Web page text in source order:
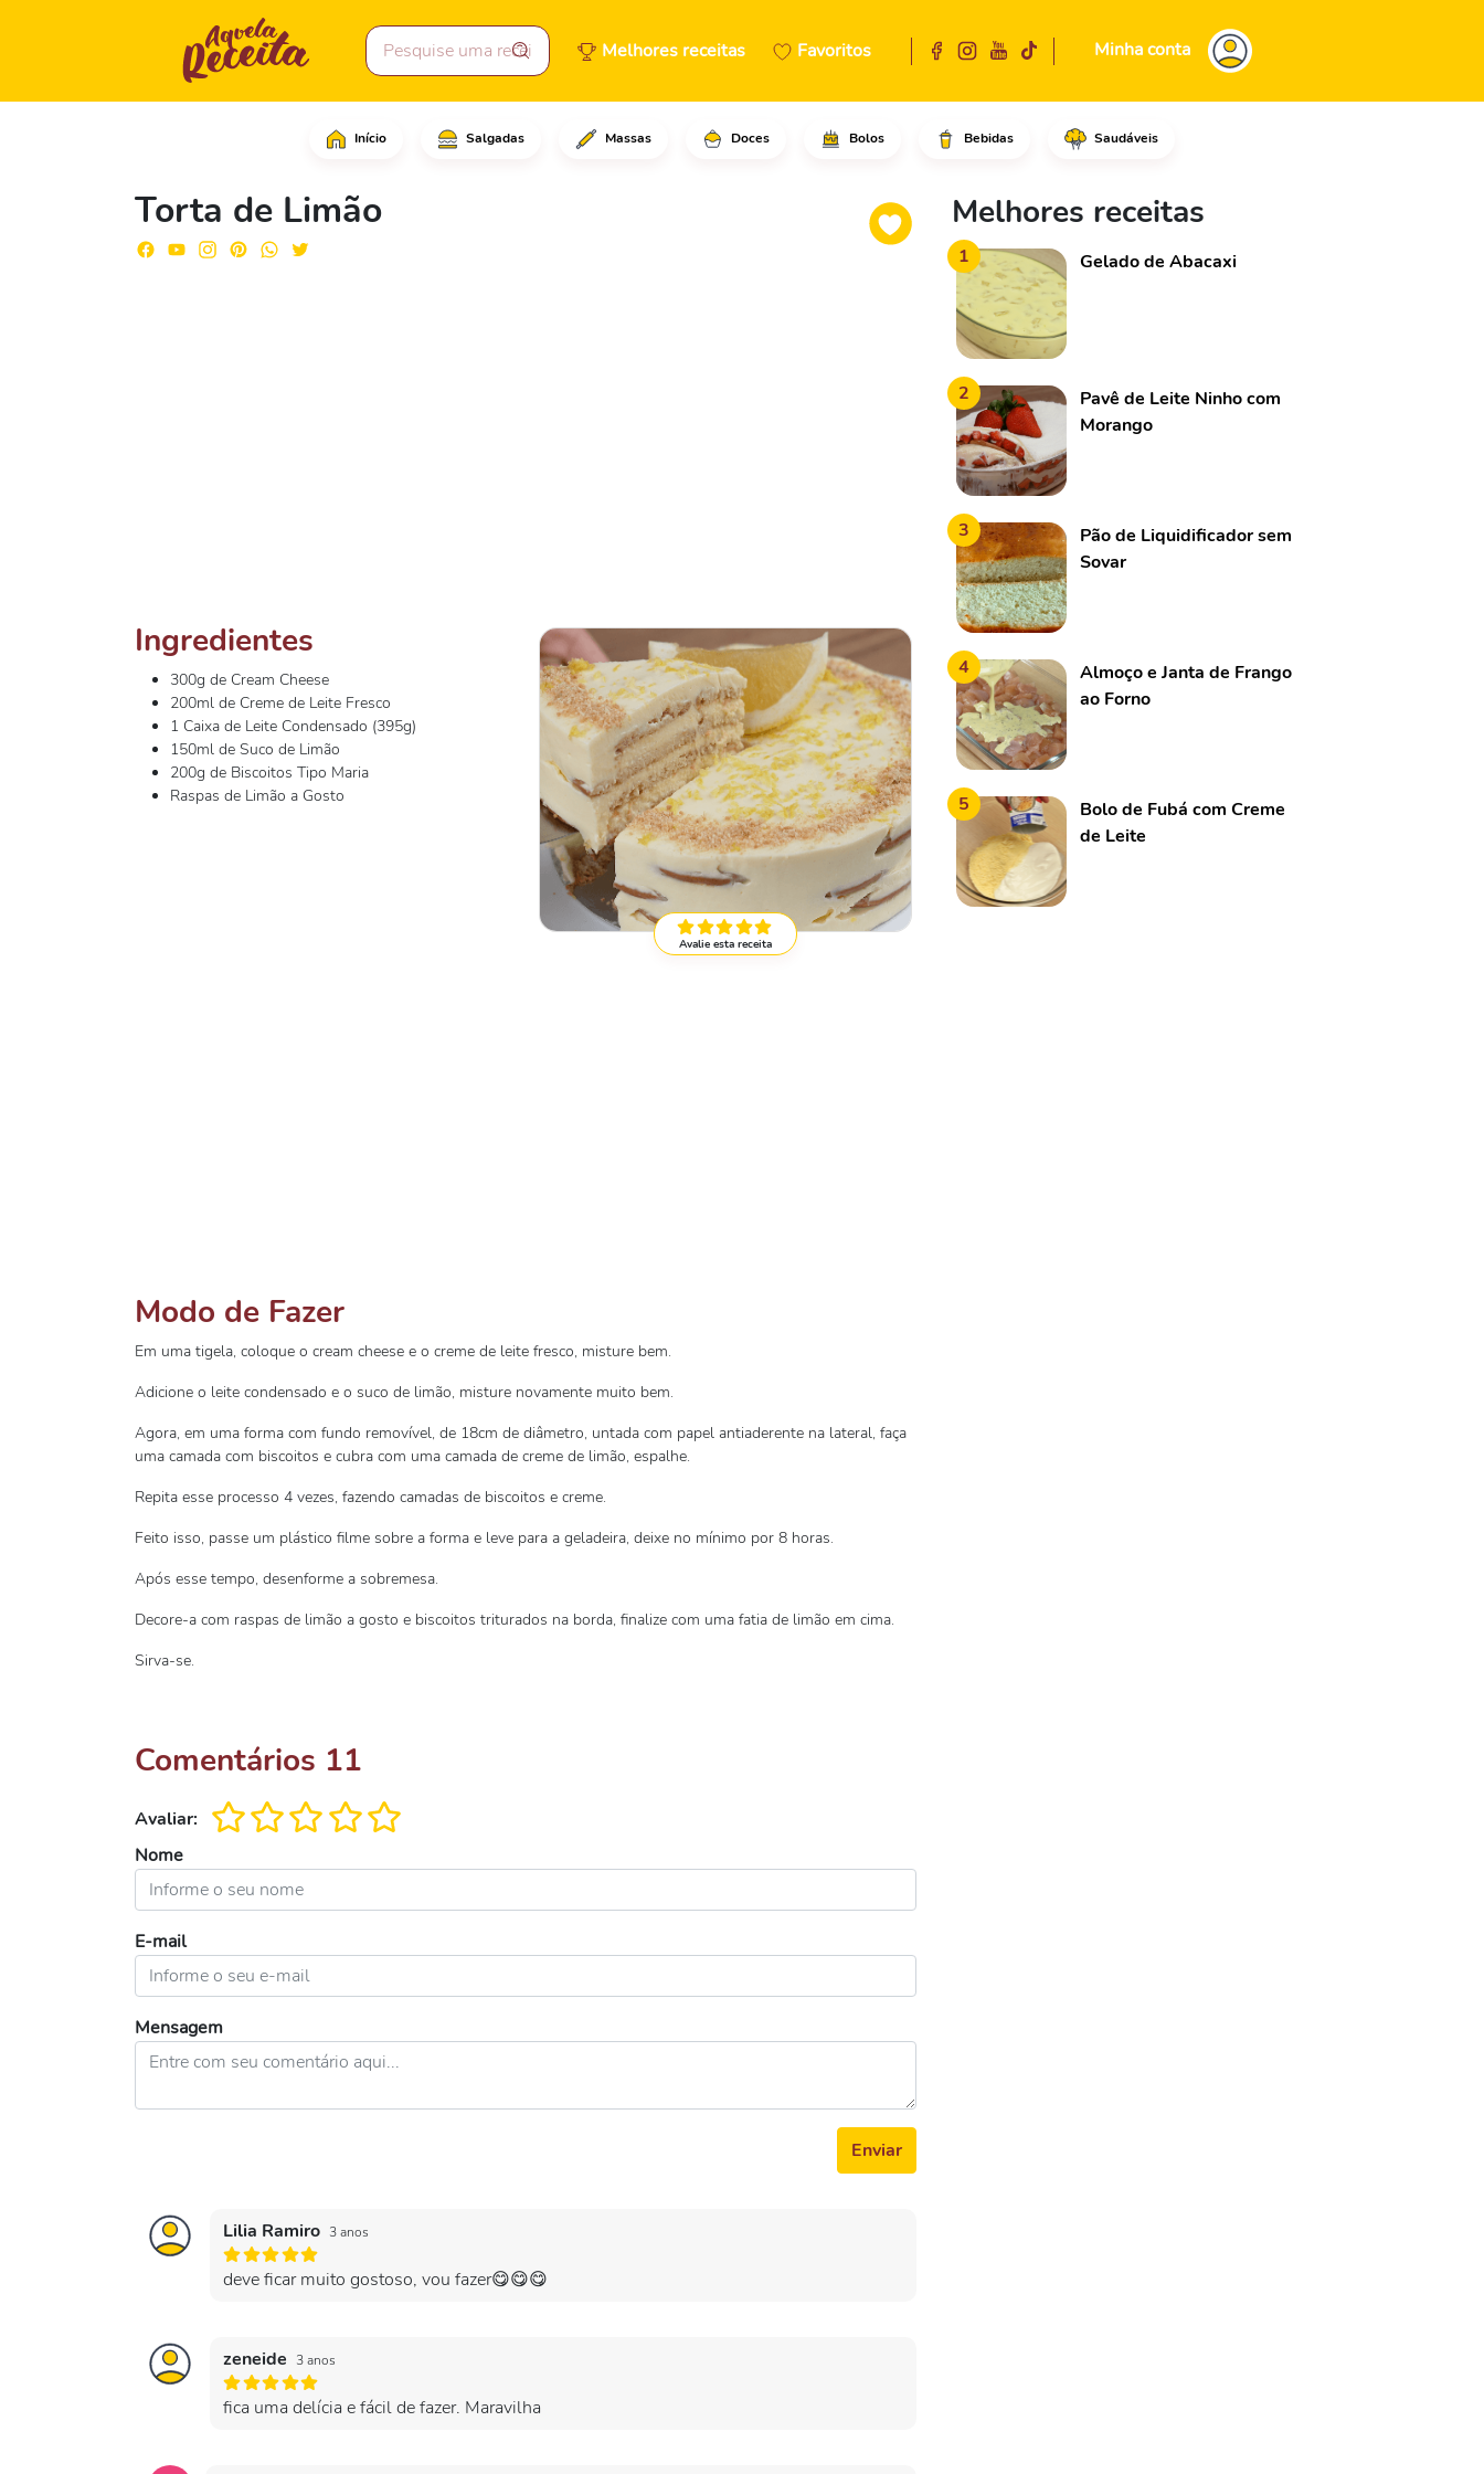
Melhores receitas Favoritos Minha conta
Início Salgadas Massas Doces Bolos Bebidas Saudáveis
Torta de Limão
Em uma tigela, coloque o cream cheese e o creme de leite fresco, misture
Avalie esta receita
Ingredientes
300g de Cream Cheese
200ml de Creme de Leite Fresco
1 Caixa de Leite Condensado (395g)
150ml de Suco de Limão
200g de Biscoitos Tipo Maria
Raspas de Limão a Gosto
Modo de Fazer
Em uma tigela, coloque o cream cheese e o creme de leite fresco, misture bem.
Adicione o leite condensado e o suco de limão, misture novamente muito bem.
Agora, em uma forma com fundo removível, de 18cm de diâmetro, untada com papel antiaderente na lateral, faça
uma camada com biscoitos e cubra com uma camada de creme de limão, espalhe.
Repita esse processo 4 vezes, fazendo camadas de biscoitos e creme.
Feito isso, passe um plástico filme sobre a forma e leve para a geladeira, deixe no mínimo por 8 horas.
Após esse tempo, desenforme a sobremesa.
Decore-a com raspas de limão a gosto e biscoitos triturados na borda, finalize com uma fatia de limão em cima.
Sirva-se.
Comentários 11
Avaliar:
Nome
E-mail
Mensagem
Enviar
Lilia Ramiro 3 anos
deve ficar muito gostoso, vou fazer😋😋😋
zeneide 3 anos
fica uma delícia e fácil de fazer. Maravilha
Melhores receitas
1 Gelado de Abacaxi
2
Pavê de Leite Ninho com
Morango
3
Pão de Liquidificador sem
Sovar
4
Almoço e Janta de Frango
ao Forno
5
Bolo de Fubá com Creme
de Leite